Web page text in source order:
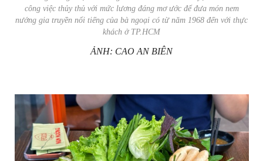
công việc thủy thủ với mức lương đáng mơ ước để đưa món nem
nướng gia truyền nổi tiếng của bà ngoại có từ năm 1968 đến với thực
khách ở TP.HCM
ẢNH: CAO AN BIÊN